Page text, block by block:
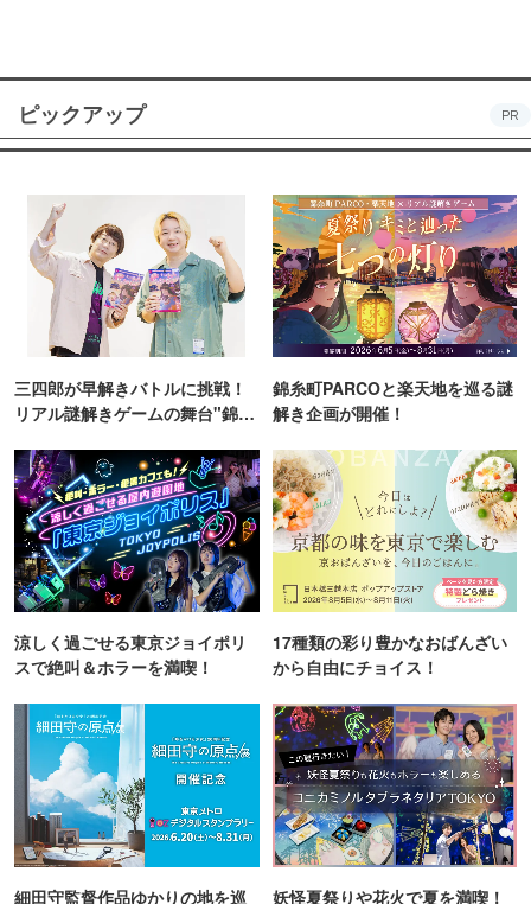
ピックアップ PR
三四郎が早解きバトルに挑戦！
リアル謎解きゲームの舞台"錦糸
錦糸町PARCOと楽天地を巡る謎
解き企画が開催！
涼しく過ごせる東京ジョイポリ
スで絶叫＆ホラーを満喫！
17種類の彩り豊かなおばんざい
から自由にチョイス！
細田守監督作品ゆかりの地を巡 妖怪夏祭りや花火で夏を満喫！